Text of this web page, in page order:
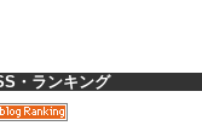
・ランキング